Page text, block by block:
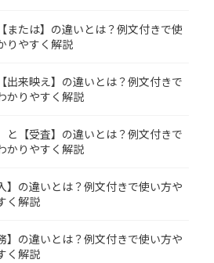
または】の違いとは？例文付きで使
りやすく解説
出来映え】の違いとは？例文付きで
かりやすく解説
と【受査】の違いとは？例文付きで
かりやすく解説
】の違いとは？例文付きで使い方や
く解説
】の違いとは？例文付きで使い方や
く解説